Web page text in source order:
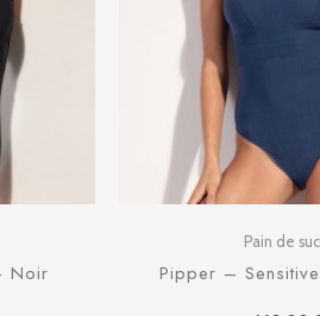
Noir
Pain de
Pipper –